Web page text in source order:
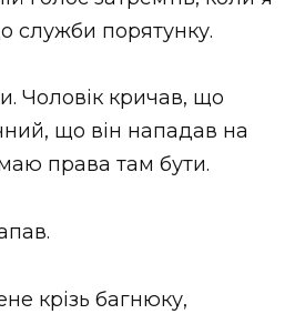
служби порятунку.
Чоловік кричав, що
що він нападав на
права там бути.
крізь багнюку,